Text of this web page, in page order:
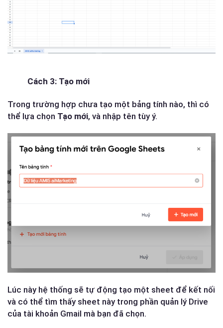
Cách 3: Tạo mới
Trong trường hợp chưa tạo một bảng tính nào, thì có
thể lựa chọn Tạo mới, và nhập tên tùy ý.
Lúc này hệ thống sẽ tự động tạo một sheet để kết nối
và có thể tìm thấy sheet này trong phần quản lý Drive
của tài khoản Gmail mà bạn đã chọn.